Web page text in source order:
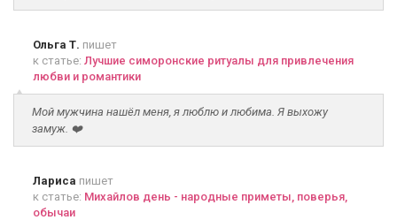
Ольга Т. пишет
к статье: Лучшие симоронские ритуалы для привлечения
любви и романтики
Мой мужчина нашёл меня, я люблю и любима. Я выхожу
замуж. ❤️
Лариса пишет
к статье: Михайлов день - народные приметы, поверья,
обычаи